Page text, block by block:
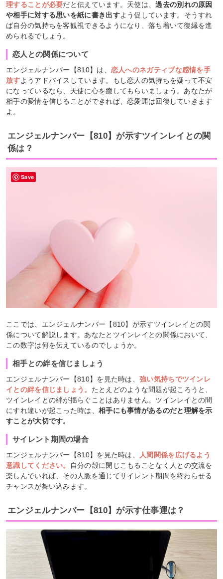
理することが必要だと伝えています。天使は、過去の別れの原因
や相手に対する思いを紙に書き出すよう促しています。そうすれ
ば自分の気持ちを客観視できるようになり、落ち着いて復縁を進
められるでしょう。
恋人との関係について
エンジェルナンバー【810】は、 恋人へのネガティブな感情を手
放すようアドバイスしています。もし恋人の気持ちを疑って不安
になっているなら、天使に心を癒してもらいましょう。あなたが
相手の愛情を信じることができれば、恋愛運は回復していきます
よ。
エンジェルナンバー【810】が示すツインレイとの関
係は？
ここでは、エンジェルナンバー【810】が示すツインレイとの関
係について解説します。あなたとツインレイとの関係において、
この数字は何を伝えているのでしょうか。
相手との絆を信じましょう
エンジェルナンバー【810】を見た時は、 強い気持ちでツインレ
イとの絆を信じましょう。 たとえどのような問題が起ころうと、
ツインレイとの絆が揺らぐことはありません。ツインレイとの間
にすれ違いが起こった時は、 相手にも事情があるのだと理解を示
すことが大切です。
サイレント期間の場合
エンジェルナンバー【810】を見た時は、
人間関係を広げるよう
意識してください。
自分の殻に閉じこもることなく人との交流を
楽しんでいれば、その人脈を通じてサイレント期間を終わらせる
チャンスが舞い込みます。
エンジェルナンバー【810】が示す仕事運は？
Save